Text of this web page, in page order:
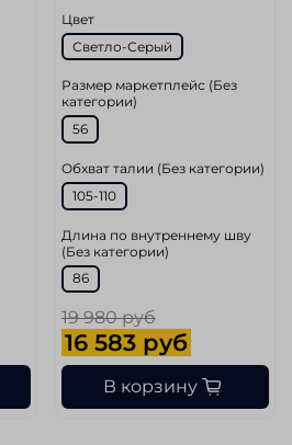
Цвет
Светло-Серый
Размер маркетплейс (Без
категории)
56
Обхват талии (Без категории)
105-110
Длина по внутреннему шву
(Без категории)
86
19 980 руб
16 583 руб
В корзину